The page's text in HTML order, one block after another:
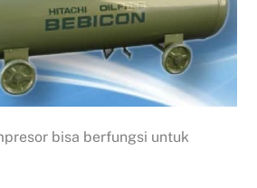
bisa berfungsi untuk